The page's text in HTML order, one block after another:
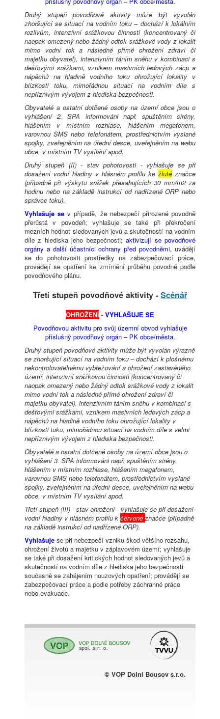
Druhý stupeň povodňové aktivity může být vyvolán
zhoršující se situací na vodním toku – dochází k lokálním
rozlivům, intenzivní srážkovou činnosti (koncentrovaný či
naopak omezený nebo žádný odtok srážkové vody z lokalit
mimo vodní tok a následné přímé ohrožení zdraví či
majetku obyvatel), intenzivním táním sněhu v kombinaci s
dešťovými srážkami, vznikem masivních ledových zácp a
nápěchů na hladině vodního toku ohrožující lokality v
blízkosti toku, mimořádnou situací na vodním díle s
nepříznivým vývojem z hlediska bezpečnosti.
Obyvatelé a ostatní dotčené osoby na území obce jsou o
vyhlášení 2. SPA informováni např. spuštěním sirény,
hlášením v místním rozhlase, hlášením megafonem,
varovnou SMS nebo telefonátem, prostřednictvím vyslané
spojky, zveřejněním na úřední desce, uveřejněním na webu
obce, v místním TV vysílání apod.
Druhý stupeň (II) - stav pohotovosti - vyhlašuje se při
dosažení vodní hladiny v hlásném profilu kežluté značce
(případně při výskytu srážek přesahujících 30 mm/m2 za
hodinu nebo na základě instrukcí od nadřízené ORP nebo
správce toku).
Vyhlašuje se v případě, že nebezpečí přirozené povodně
přerůstá v povodeň; vyhlašuje se také při překročení
mezních hodnot sledovaných jevů a skutečností na vodním
díle z hlediska jeho bezpečnosti;aktivizují se povodňové
orgány a další účastníci ochrany před povodněmi, uvádějí
se do pohotovosti prostředky na zabezpečovací práce,
provádějí se opatření ke zmírnění průběhu povodně podle
povodňového plánu.
Třetí stupeň povodňové aktivity - Scénář
OHROŽENÍ - VYHLAŠUJE SE
Povodňovou aktivitu pro svůj územní obvod vyhlašuje
příslušný povodňový orgán – PK obce/města.
Druhý stupeň povodňové aktivity může být vyvolán výrazně
se zhoršující situací na vodním toku – dochází k plošnému
nekontrolovatelnému vybřežování a ohrožení zastavěného
území, intenzivní srážkovou činnosti (koncentrovaný či
naopak omezený nebo žádný odtok srážkové vody z lokalit
mimo vodní tok a následné přímé ohrožení zdraví či
majetku obyvatel), intenzivním táním sněhu v kombinaci s
dešťovými srážkami, vznikem masivních ledových zácp a
nápěchů na hladině vodního toku ohrožující lokality v
blízkosti toku, mimořádnou situací na vodním díle s velmi
nepříznivým vývojem z hlediska bezpečnosti.
Obyvatelé a ostatní dotčené osoby na území obce jsou o
vyhlášení 3. SPA informováni např. spuštěním sirény,
hlášením v místním rozhlase, hlášením megafonem,
varovnou SMS nebo telefonátem, prostřednictvím vyslané
spojky, zveřejněním na úřední desce, uveřejněním na webu
obce, v místním TV vysílání apod.
Třetí stupeň (III) - stav ohrožení - vyhlašuje se při dosažení
vodní hladiny v hlásném profilu k červenéznačce (případně
na základě instrukcí od nadřízené ORP).
Vyhlašuje se při nebezpečí vzniku škod většího rozsahu,
ohrožení životů a majetku v záplavovém území; vyhlašuje
se také při dosažení kritických hodnot sledovaných jevů a
skutečností na vodním díle z hlediska jeho bezpečnosti
současně se zahájením nouzových opatření; provádějí se
zabezpečovací práce a podle potřeby záchranné práce
nebo evakuace.
© VOP Dolní Bousov s.r.o.